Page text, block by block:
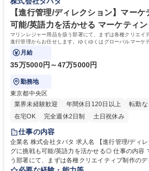
が特徴。広い裁量で採用PDCAを回し、社員と深
す。入り口から基盤作りまで人事業務の全体像を
値の高いプロフェッショナルへ成長できる環境です。 学歴・資格
大学院 大学 語学力： 資格：
【進行管理/ディレクション】マー
可能/英語力を活かせる マーケティ
マリンレジャー用品を扱う部署にて、まずは各種クリエイ
進行管理からお任せします。ゆくゆくはグローバルマーケ
ていただきます。
月給
35万5000円～47万5000円
勤務地
東京都中央区
業界未経験歓迎
年間休日120日以上 転勤な
在宅OK
完全週休2日制 土日祝休み
仕事の内容
企業名 株式会社タバタ 求人名 【進行管理/ディレクション】マーケティン
グに挑戦も可能/英語力を活かせる◎ 仕事の内容 マリンレジャー用品を扱
う部署にて、まずは各種クリエイティブ制作の
からお任せします。ゆくゆくはグローバルマーケ